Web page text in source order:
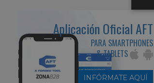
Aplicación Oficial AFT
PARA SMARTPHONES
& TABLETS
INFÓRMATE AQUÍ